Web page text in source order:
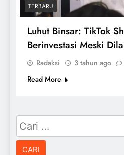
TERBARU
Luhut Binsar: TikTok
Berinvestasi Meski
Radaksi 3 tahun ago
Read More
Cari
untuk: